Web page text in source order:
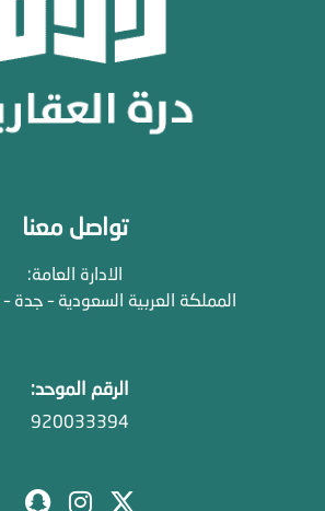
تواصل معنا
الادارة العامة:
المملكة العربية السعودية – جدة –
الرقم الموحد:
920033394